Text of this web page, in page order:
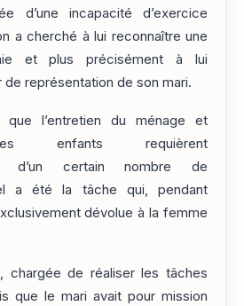
d’une incapacité d’exercice
a cherché à lui reconnaître une
et plus précisément à lui
représentation de son mari.
l’entretien du ménage et
enfants requièrent
d’un certain nombre de
a été la tâche qui, pendant
dévolue à la femme
chargée de réaliser les tâches
que le mari avait pour mission